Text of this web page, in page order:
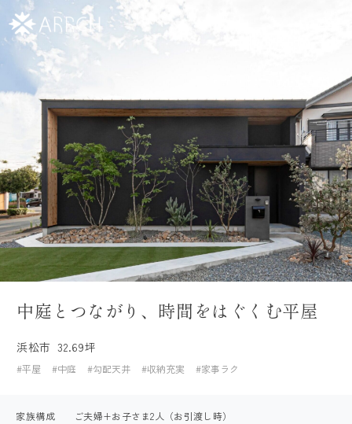
イベント一覧 モデルハウス
カタログ請求 人気の間取りプラン
建築事例
オーナー様の体験談
得意なこと・苦手なこと
中庭とつながり、時間をはぐくむ平屋
浜松市 32.69坪
#平屋 #中庭 #勾配天井 #収納充実 #家事ラク
家族構成 ご夫婦+お子さま2人（お引渡し時）